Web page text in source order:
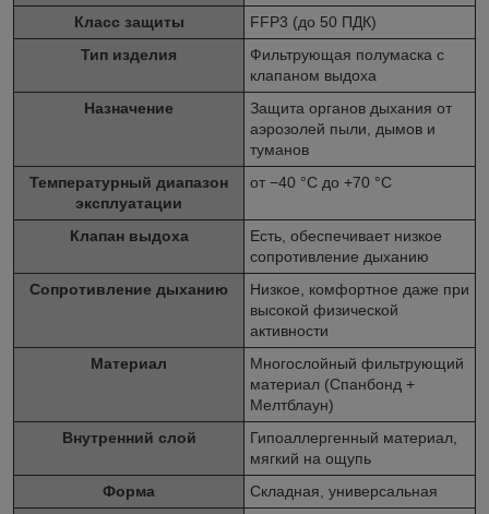
Класс защиты
FFP3 (до 50 ПДК)
Тип изделия
Фильтрующая полумаска с
клапаном выдоха
Назначение
Защита органов дыхания от
аэрозолей пыли, дымов и
туманов
Температурный диапазон
эксплуатации
от −40 °C до +70 °C
Клапан выдоха
Есть, обеспечивает низкое
сопротивление дыханию
Сопротивление дыханию
Низкое, комфортное даже при
высокой физической
активности
Материал
Многослойный фильтрующий
материал (Спанбонд +
Мелтблаун)
Внутренний слой
Гипоаллергенный материал,
мягкий на ощупь
Форма
Складная, универсальная